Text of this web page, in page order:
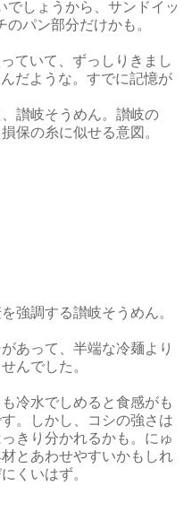
でしょうから、サンドイッ
のパン部分だけかも。
ていて、ずっしりきまし
だような。すでに記憶が
讃岐そうめん。讃岐の
保の糸に似せる意図。
強調する讃岐そうめん。
あって、半端な冷麺より
んでした。
冷水でしめると食感がも
。しかし、コシの強さは
きり分かれるかも。にゅ
とあわせやすいかもしれ
くいはず。